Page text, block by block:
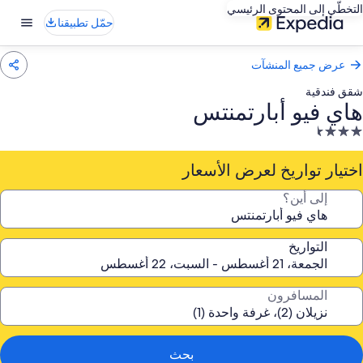
التخطّي إلى المحتوى الرئيسي
حمّل تطبيقنا
عرض جميع المنشآت
شقق فندقية
هاي فيو أبارتمنتس
منشأة
فندقية
مصنفة
3.5
اختيار تواريخ لعرض الأسعار
إلى أين؟
التواريخ
المسافرون
بحث